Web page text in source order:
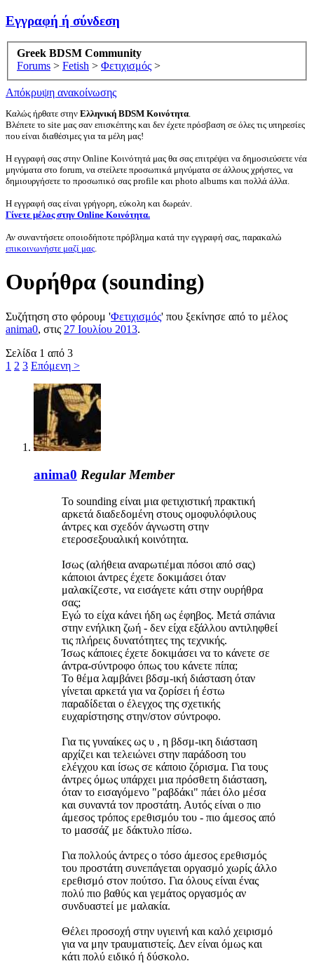
Εγγραφή ή σύνδεση
Greek BDSM Community
Forums > Fetish > Φετιχισμός >
Απόκρυψη ανακοίνωσης
Καλώς ήρθατε στην Ελληνική BDSM Κοινότητα.
Βλέπετε το site μας σαν επισκέπτης και δεν έχετε πρόσβαση σε όλες τις υπηρεσίες
που είναι διαθέσιμες για τα μέλη μας!
Η εγγραφή σας στην Online Κοινότητά μας θα σας επιτρέψει να δημοσιεύσετε νέα
μηνύματα στο forum, να στείλετε προσωπικά μηνύματα σε άλλους χρήστες, να
δημιουργήσετε το προσωπικό σας profile και photo albums και πολλά άλλα.
Η εγγραφή σας είναι γρήγορη, εύκολη και δωρεάν.
Γίνετε μέλος στην Online Κοινότητα.
Αν συναντήσετε οποιοδήποτε πρόβλημα κατά την εγγραφή σας, παρακαλώ
επικοινωνήστε μαζί μας.
Ουρήθρα (sounding)
Συζήτηση στο φόρουμ 'Φετιχισμός' που ξεκίνησε από το μέλος
anima0, στις 27 Ιουλίου 2013.
Σελίδα 1 από 3
1 2 3 Επόμενη >
anima0 Regular Member
To sounding είναι μια φετιχιστική πρακτική
αρκετά διαδεδομένη στους ομοφυλόφιλους
άντρες και σχεδόν άγνωστη στην
ετεροσεξουαλική κοινότητα.
Ισως (αλήθεια αναρωτιέμαι πόσοι από σας)
κάποιοι άντρες έχετε δοκιμάσει όταν
μαλακίζεστε, να εισάγετε κάτι στην ουρήθρα
σας;
Εγώ το είχα κάνει ήδη ως έφηβος. Μετά σπάνια
στην ενήλικη ζωή - δεν είχα εξάλλου αντιληφθεί
τις πλήρεις δυνατότητες της τεχνικής.
Ίσως κάποιες έχετε δοκιμάσει να το κάνετε σε
άντρα-σύντροφο όπως του κάνετε πίπα;
Το θέμα λαμβάνει βδσμ-ική διάσταση όταν
γίνεται αρκετά για να ζορίσει ή έστω
παραδίδεται ο έλεγχος της σχετικής
ευχαρίστησης στην/στον σύντροφο.
Για τις γυναίκες ως υ , η βδσμ-ικη διάσταση
αρχίζει και τελειώνει στην παράδοση του
ελέγχου και ίσως σε κάποιο ζόρισμα. Για τους
άντρες όμως υπάρχει μια πρόσθετη διάσταση,
όταν το εισαγόμενο "ραβδάκι" πάει όλο μέσα
και συναντά τον προστάτη. Αυτός είναι ο πιο
άμεσος τρόπος ερεθισμόυ του - πιο άμεσος από
το μασσάζ με δάκτυλο πίσω.
Για πολλούς άντρες ο τόσο άμεσος ερεθισμός
του προστάτη συνεπάγεται οργασμό χωρίς άλλο
ερεθισμό στον πούτσο. Για όλους είναι ένας
πολύ πιο βαθύς και γεμάτος οργασμός αν
συνδυαστεί με μαλακία.
Θέλει προσοχή στην υγιεινή και καλό χειρισμό
για να μην τραυματιστείς. Δεν είναι όμως και
κάτι πολύ ειδικό ή δύσκολο.